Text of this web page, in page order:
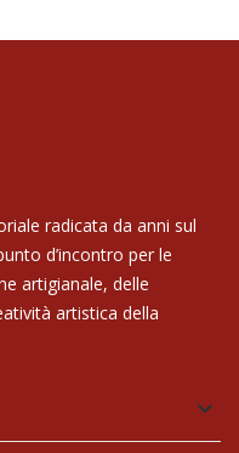
radicata da anni sul
d’incontro per le
artigianale, delle
artistica della
keyboard_arrow_down